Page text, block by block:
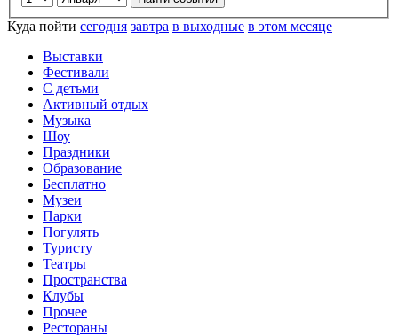
Куда пойти сегодня завтра в выходные в этом месяце
Выставки
Фестивали
С детьми
Активный отдых
Музыка
Шоу
Праздники
Образование
Бесплатно
Музеи
Парки
Погулять
Туристу
Театры
Пространства
Клубы
Прочее
Рестораны